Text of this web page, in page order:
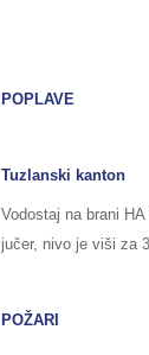
POPLAVE
Tuzlanski kanton
Vodostaj na brani
jučer, nivo je viši za
POŽARI